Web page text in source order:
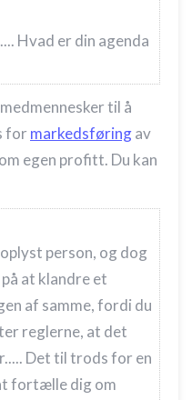
Hvad er din agenda
til å
for markedsføringav
egen profitt. Du kan
person, og dog
at klandre et
af samme, fordi du
reglerne, at det
Det til trods for en
fortælle dig om